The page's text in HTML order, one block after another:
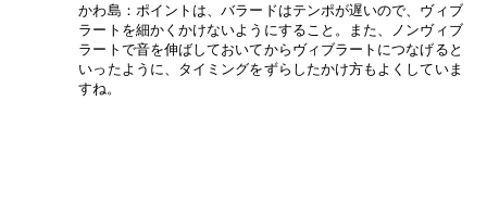
かわ島：ポイントは、バラードはテンポが遅いので、ヴィブ
ラートを細かくかけないようにすること。また、ノンヴィブ
ラートで音を伸ばしておいてからヴィブラートにつなげると
いったように、タイミングをずらしたかけ方もよくしていま
すね。